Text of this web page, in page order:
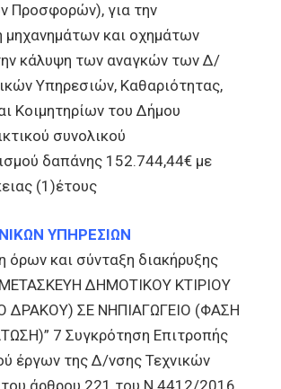
Προσφορών), για την
μηχανημάτων και οχημάτων
κάλυψη των αναγκών των Δ/
Υπηρεσιών, Καθαριότητας,
Κοιμητηρίων του Δήμου
συνολικού
δαπάνης 152.744,44€ με
(1)έτους
ΥΠΗΡΕΣΙΩΝ
όρων και σύνταξη διακήρυξης
ΔΗΜΟΤΙΚΟΥ ΚΤΙΡΙΟΥ
ΔΡΑΚΟΥ) ΣΕ ΝΗΠΙΑΓΩΓΕΙΟ (ΦΑΣΗ
7 Συγκρότηση Επιτροπής
έργων της Δ/νσης Τεχνικών
άρθρου 221 του Ν.4412/2016